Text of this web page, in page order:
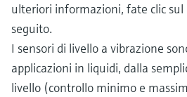
ulteriori informazioni, fate clic sul
seguito.
I sensori di livello a vibrazione
applicazioni in liquidi, dalla
livello (controllo minimo e